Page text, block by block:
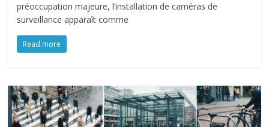
préoccupation majeure, l’installation de caméras de
surveillance apparaît comme
Read more